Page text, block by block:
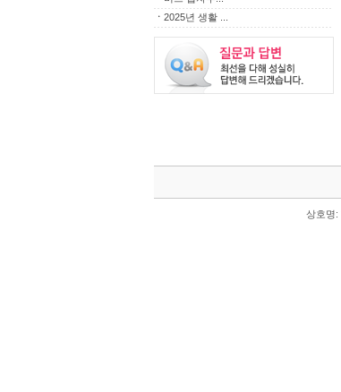
ㆍ 2025년 생활 ...
상호명: